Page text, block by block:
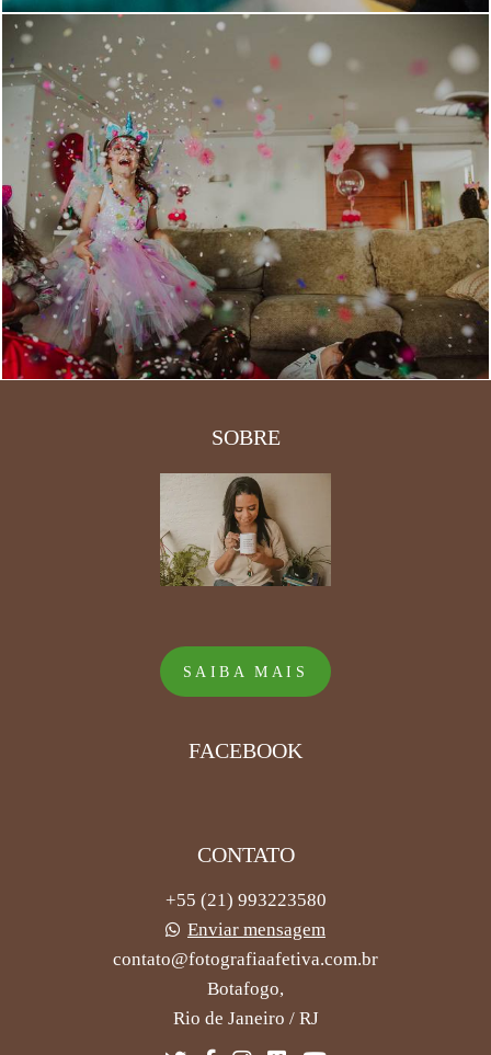
1550 0
SOBRE
SAIBA MAIS
FACEBOOK
CONTATO
+55 (21) 993223580
Enviar mensagem
contato@fotografiaafetiva.com.br
Botafogo,
Rio de Janeiro / RJ